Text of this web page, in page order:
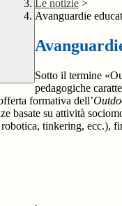
Le notizie >
Avanguardie
Sotto il termine
pedagogiche
formativa dell’
basate su attività
tinkering, ecc.),